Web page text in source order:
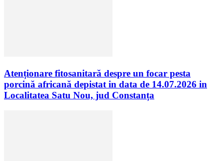
Atenționare fitosanitară despre un focar pesta
porcină africană depistat in data de 14.07.2026 in
Localitatea Satu Nou, jud Constanța